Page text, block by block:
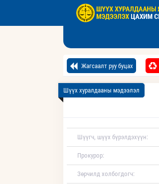
Жагсаалт руу буцах
Шүүх хуралдааны мэдээлэл
Шүүгч, шүүх бүрэлдэхүүн:
Прокурор:
Зөрчилд холбогдогч: